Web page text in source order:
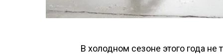
В холодном сезоне этого года не